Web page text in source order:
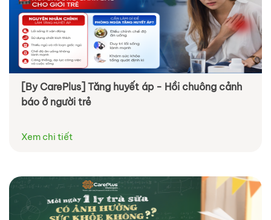
[By CarePlus] Tăng huyết áp - Hồi chuông cảnh
báo ở người trẻ
Xem chi tiết